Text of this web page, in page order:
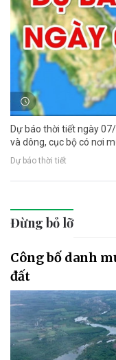
Dự báo thời tiết ngày
và dông, cục bộ có nơi
Dự báo thời tiết
Đừng bỏ lỡ
Công bố danh
đất